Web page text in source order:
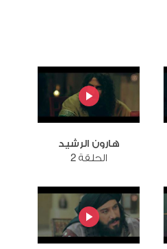
هارون الرشيد
الحلقة 2